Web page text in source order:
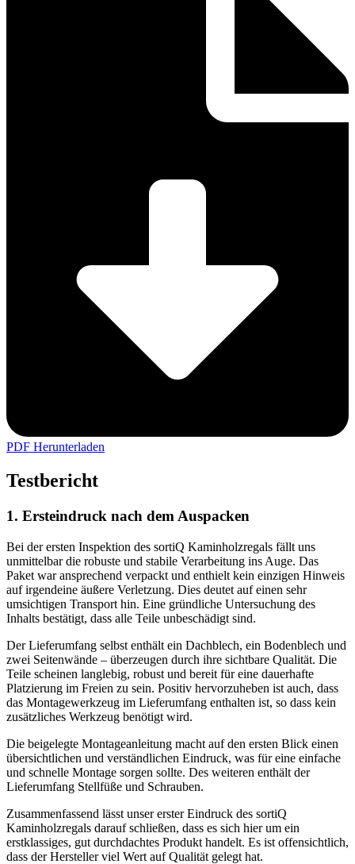
PDF Herunterladen
Testbericht
1. Ersteindruck nach dem Auspacken
Bei der ersten Inspektion des sortiQ Kaminholzregals fällt uns
unmittelbar die robuste und stabile Verarbeitung ins Auge. Das
Paket war ansprechend verpackt und enthielt kein einzigen Hinweis
auf irgendeine äußere Verletzung. Dies deutet auf einen sehr
umsichtigen Transport hin. Eine gründliche Untersuchung des
Inhalts bestätigt, dass alle Teile unbeschädigt sind.
Der Lieferumfang selbst enthält ein Dachblech, ein Bodenblech und
zwei Seitenwände – überzeugen durch ihre sichtbare Qualität. Die
Teile scheinen langlebig, robust und bereit für eine dauerhafte
Platzierung im Freien zu sein. Positiv hervorzuheben ist auch, dass
das Montagewerkzeug im Lieferumfang enthalten ist, so dass kein
zusätzliches Werkzeug benötigt wird.
Die beigelegte Montageanleitung macht auf den ersten Blick einen
übersichtlichen und verständlichen Eindruck, was für eine einfache
und schnelle Montage sorgen sollte. Des weiteren enthält der
Lieferumfang Stellfüße und Schrauben.
Zusammenfassend lässt unser erster Eindruck des sortiQ
Kaminholzregals darauf schließen, dass es sich hier um ein
erstklassiges, gut durchdachtes Produkt handelt. Es ist offensichtlich,
dass der Hersteller viel Wert auf Qualität gelegt hat.